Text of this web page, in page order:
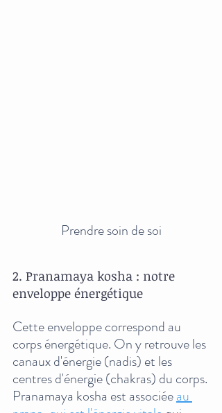
Prendre soin de soi
2. Pranamaya kosha : notre
enveloppe énergétique
Cette enveloppe correspond au
corps énergétique. On y retrouve les
canaux d'énergie (nadis) et les
centres d'énergie (chakras) du corps.
Pranamaya kosha est associée au